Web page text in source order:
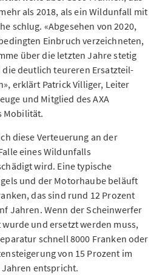
als 2018, als ein Wildunfall mit
schlug. «Abgesehen von 2020,
Einbruch verzeichneten,
über die letzten Jahre stetig
deutlich teureren Ersatzteil-
erklärt Patrick Villiger, Leiter
und Mitglied des AXA
Mobilität.
diese Verteuerung an der
eines Wildunfalls
wird. Eine typische
und der Motorhaube beläuft
das sind rund 12 Prozent
Jahren. Wenn der Scheinwerfer
und ersetzt werden muss,
schnell 8000 Franken oder
von 15 Prozent im
entspricht.